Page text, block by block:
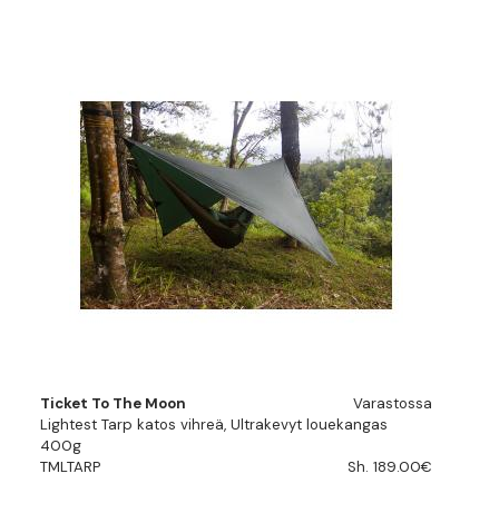
Ticket To The Moon
Varastossa
Lightest Tarp katos vihreä, Ultrakevyt louekangas
400g
TMLTARP
Sh. 189.00€